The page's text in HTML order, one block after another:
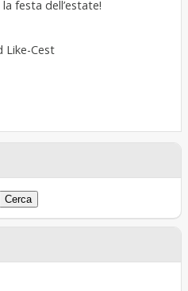
festa dell’estate!
Like-Cest